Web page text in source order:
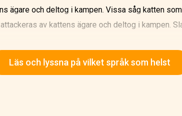
ägare och deltog i kampen. Vissa såg katten
av kattens ägare och deltog i kampen.
använde klubbor och började att slå alla. Folket
Snart måste armén kallas in. Kungen och hans
Läs och lyssna på vilket språk som helst